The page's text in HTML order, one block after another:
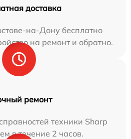
доставка
на-Дону бесплатно
на ремонт и обратно.
ремонт
техники Sharp
в течение 2 часов.